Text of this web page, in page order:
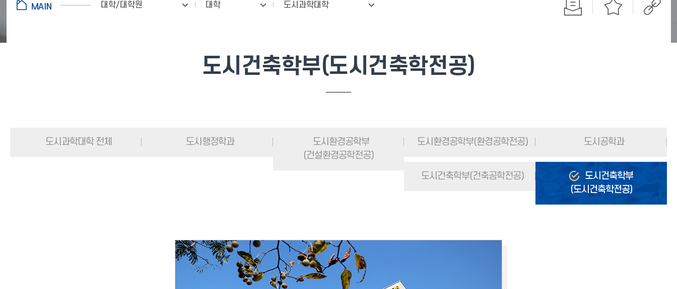
대학/대학원 대학 도시과학대학
도시건축학부(도시건축학전공)
도시과학대학 전체 도시행정학과
도시환경공학부
(건설환경공학전공)
도시환경공학부(환경공학전공) 도시공학과
도시건축학부(건축공학전공)
도시건축학부
(도시건축학전공)